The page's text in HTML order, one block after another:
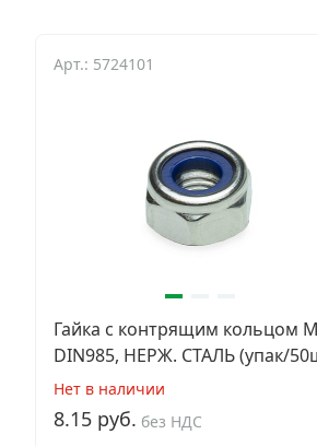
Арт.: 5724101
Гайка с контрящим кольцом
DIN985, НЕРЖ. СТАЛЬ (упак/
Нет в наличии
8.15 руб. без НДС